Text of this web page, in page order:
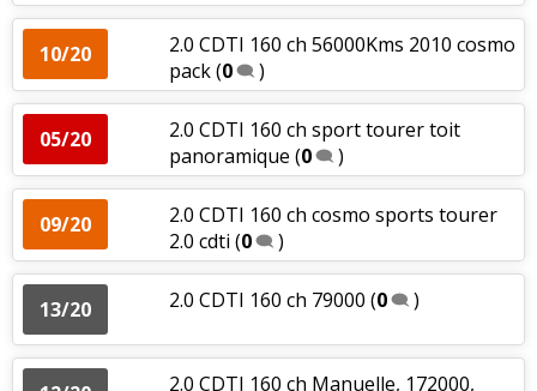
10/20
2.0 CDTI 160 ch 56000Kms 2010 cosmo
pack(0 )
05/20
2.0 CDTI 160 ch sport tourer toit
panoramique (0 )
09/20
2.0 CDTI 160 ch cosmo sports tourer
2.0 cdti (0 )
13/20 2.0 CDTI 160 ch 79000 (0 )
2.0 CDTI 160 ch Manuelle, 172000,